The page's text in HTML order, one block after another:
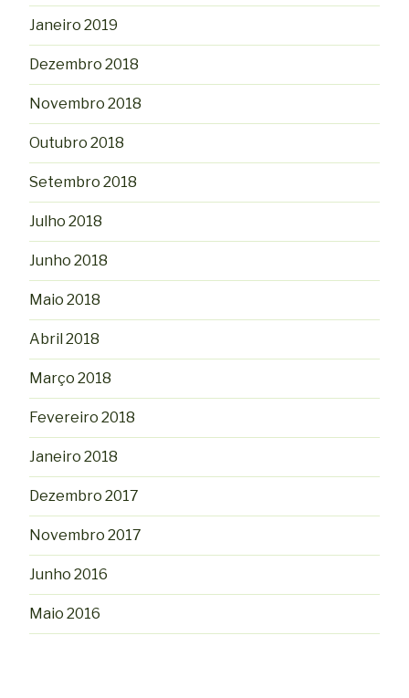
Janeiro 2019
Dezembro 2018
Novembro 2018
Outubro 2018
Setembro 2018
Julho 2018
Junho 2018
Maio 2018
Abril 2018
Março 2018
Fevereiro 2018
Janeiro 2018
Dezembro 2017
Novembro 2017
Junho 2016
Maio 2016